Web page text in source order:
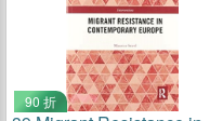
90 折